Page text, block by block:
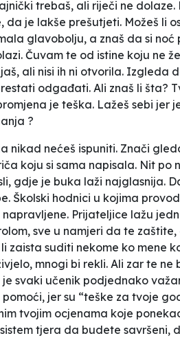
trebaš, ali riječi ne
je lakše prešutjeti. Možeš li
glavobolju, a znaš da si
Čuvam te od istine koju ne
ali nisi ih ni otvorila. Izgleda
odgađati. Ali znaš li šta?
je teška. Lažeš sebi
?
nikad nećeš ispuniti. Znači
koju si sama napisala. Nit po
gdje je buka laži najglasnija.
Školski hodnici u kojima
Prijateljice lažu
sve u namjeri da te
zaista suditi nekome ko mene
mnogi bi rekli. Ali zar te
svaki učenik podjednako
jer su “teške za tvoje
tvojim ocjenama koje
tjera da budete savršeni,